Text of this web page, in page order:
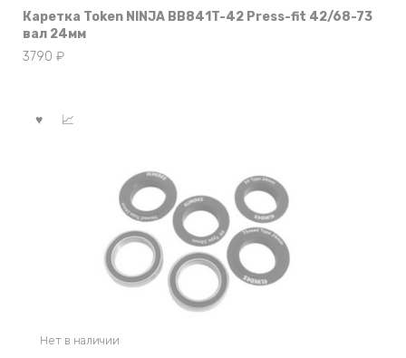
Каретка Token NINJA BB841T-42 Press-fit 42/68-73
вал 24мм
3790 ₽
Нет в наличии